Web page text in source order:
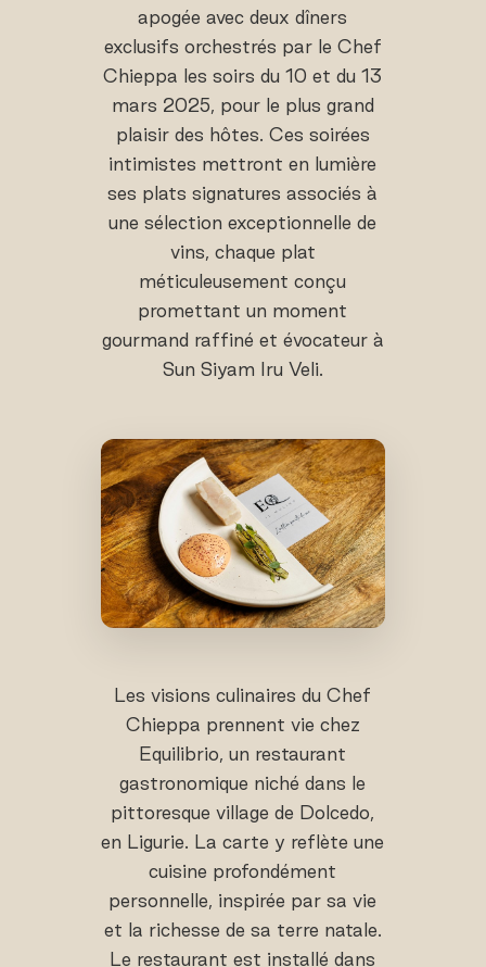
apogée avec deux dîners
exclusifs orchestrés par le Chef
Chieppa les soirs du 10 et du 13
mars 2025, pour le plus grand
plaisir des hôtes. Ces soirées
intimistes mettront en lumière
ses plats signatures associés à
une sélection exceptionnelle de
vins, chaque plat
méticuleusement conçu
promettant un moment
gourmand raffiné et évocateur à
Sun Siyam Iru Veli.
Les visions culinaires du Chef
Chieppa prennent vie chez
Equilibrio, un restaurant
gastronomique niché dans le
pittoresque village de Dolcedo,
en Ligurie. La carte y reflète une
cuisine profondément
personnelle, inspirée par sa vie
et la richesse de sa terre natale.
Le restaurant est installé dans